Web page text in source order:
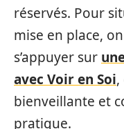
réservés. Pour
mise en place,
s’appuyer sur
avec Voir en Soi
bienveillante et
pratique.